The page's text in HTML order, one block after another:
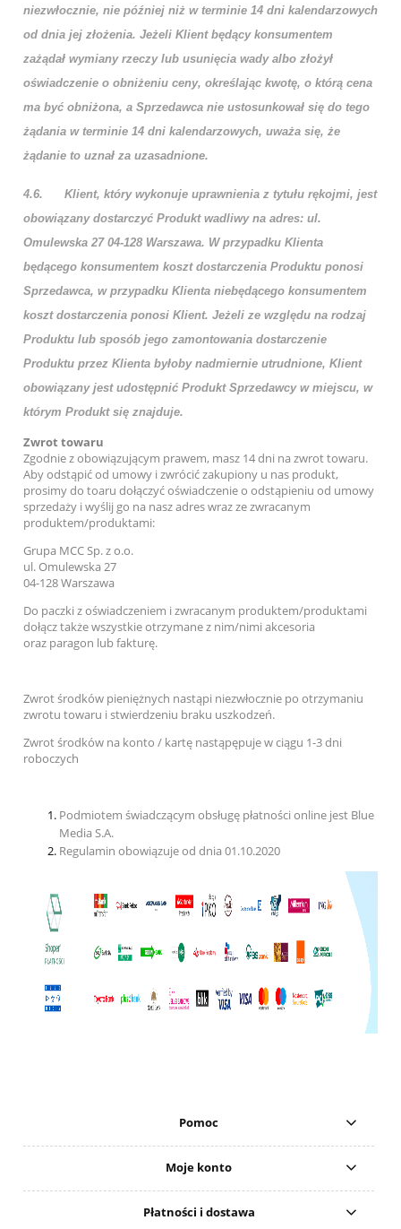
niezwłocznie, nie później niż w terminie 14 dni kalendarzowych
od dnia jej złożenia. Jeżeli Klient będący konsumentem
zażądał wymiany rzeczy lub usunięcia wady albo złożył
oświadczenie o obniżeniu ceny, określając kwotę, o którą cena
ma być obniżona, a Sprzedawca nie ustosunkował się do tego
żądania w terminie 14 dni kalendarzowych, uważa się, że
żądanie to uznał za uzasadnione.
4.6. Klient, który wykonuje uprawnienia z tytułu rękojmi, jest
obowiązany dostarczyć Produkt wadliwy na adres: ul.
Omulewska 27 04-128 Warszawa. W przypadku Klienta
będącego konsumentem koszt dostarczenia Produktu ponosi
Sprzedawca, w przypadku Klienta niebędącego konsumentem
koszt dostarczenia ponosi Klient. Jeżeli ze względu na rodzaj
Produktu lub sposób jego zamontowania dostarczenie
Produktu przez Klienta byłoby nadmiernie utrudnione, Klient
obowiązany jest udostępnić Produkt Sprzedawcy w miejscu, w
którym Produkt się znajduje.
Zwrot towaru
Zgodnie z obowiązującym prawem, masz 14 dni na zwrot towaru.
Aby odstąpić od umowy i zwrócić zakupiony u nas produkt,
prosimy do toaru dołączyć oświadczenie o odstąpieniu od umowy
sprzedaży i wyślij go na nasz adres wraz ze zwracanym
produktem/produktami:
Grupa MCC Sp. z o.o.
ul. Omulewska 27
04-128 Warszawa
Do paczki z oświadczeniem i zwracanym produktem/produktami
dołącz takżewszystkie otrzymane z nim/nimi akcesoria
oraz paragon lub fakturę.
Zwrot środków pieniężnych nastąpi niezwłocznie po otrzymaniu
zwrotu towaru i stwierdzeniu braku uszkodzeń.
Zwrot środków na konto / kartę nastąpępuje w ciągu 1-3 dni
roboczych
Podmiotem świadczącym obsługę płatności online jest Blue
Media S.A.
Regulamin obowiązuje od dnia 01.10.2020
Pomoc
Moje konto
Płatności i dostawa